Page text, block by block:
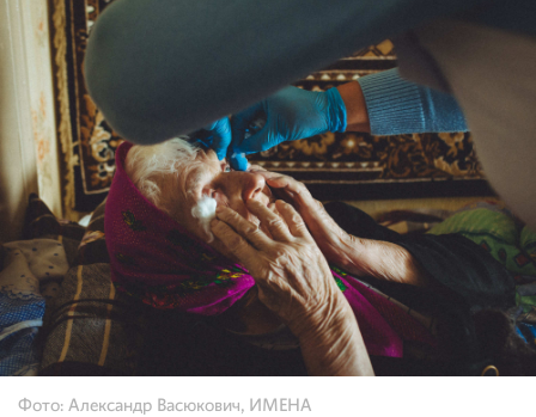
Фото: Александр Васюкович, ИМЕНА